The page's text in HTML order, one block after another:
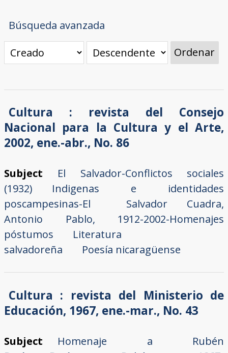
Búsqueda avanzada
Ordenar
Cultura : revista del Consejo
Nacional para la Cultura y el Arte,
2002, ene.-abr., No. 86
Subject
El Salvador-Conflictos sociales
(1932)
Indigenas e identidades
poscampesinas-El Salvador
Cuadra,
Antonio Pablo, 1912-2002-Homenajes
póstumos
Literatura
salvadoreña
Poesía nicaragüense
Cultura : revista del Ministerio de
Educación, 1967, ene.-mar., No. 43
Subject
Homenaje a Rubén